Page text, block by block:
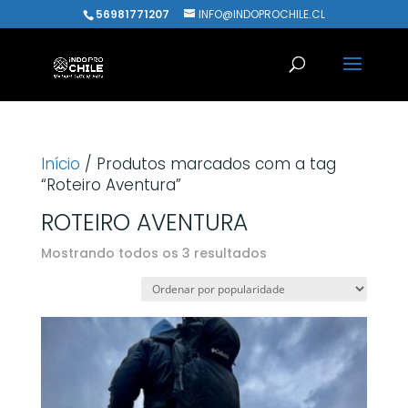
56981771207 INFO@INDOPROCHILE.CL
Início / Produtos marcados com a tag
“Roteiro Aventura”
ROTEIRO AVENTURA
Mostrando todos os 3 resultadosClassificado
popularidade